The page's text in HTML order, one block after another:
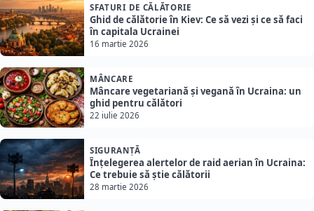
SFATURI DE CĂLĂTORIE
Ghid de călătorie în Kiev: Ce să vezi și ce să faci
în capitala Ucrainei
16 martie 2026
MÂNCARE
Mâncare vegetariană și vegană în Ucraina: un
ghid pentru călători
22 iulie 2026
SIGURANȚĂ
Înțelegerea alertelor de raid aerian în Ucraina:
Ce trebuie să știe călătorii
28 martie 2026